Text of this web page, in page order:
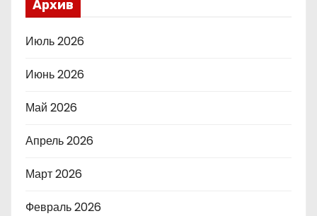
Архив
Июль 2026
Июнь 2026
Май 2026
Апрель 2026
Март 2026
Февраль 2026